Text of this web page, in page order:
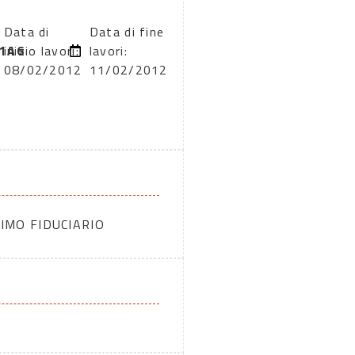
Data di
inizio lavori:
08/02/2012
Data di fine
lavori:
11/02/2012
FIDUCIARIO